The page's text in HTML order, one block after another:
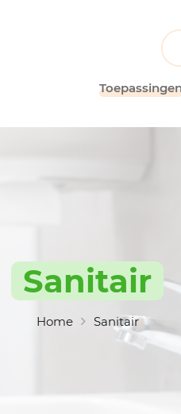
Facilitair onderhoud
Grootwarenhuizen
Keuken en
Non-food industrie
Voedingsindustrie
AllerClean
EchoClean
Caps
Vikan
Sanitair
Home Sanitair